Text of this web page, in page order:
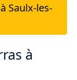
Saulx-les-
à